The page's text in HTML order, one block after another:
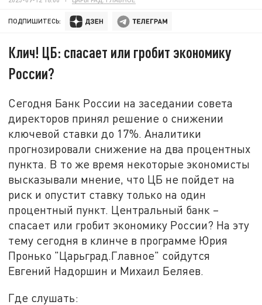
ПОДПИШИТЕСЬ:
Клич! ЦБ: спасает или гробит экономику
России?
Сегодня Банк России на заседании совета
директоров принял решение о снижении
ключевой ставки до 17%. Аналитики
прогнозировали снижение на два процентных
пункта. В то же время некоторые экономисты
высказывали мнение, что ЦБ не пойдет на
риск и опустит ставку только на один
процентный пункт. Центральный банк –
спасает или гробит экономику России? На эту
тему сегодня в клинче в программе Юрия
Пронько "Царьград.Главное" сойдутся
Евгений Надоршин и Михаил Беляев.
Где слушать: